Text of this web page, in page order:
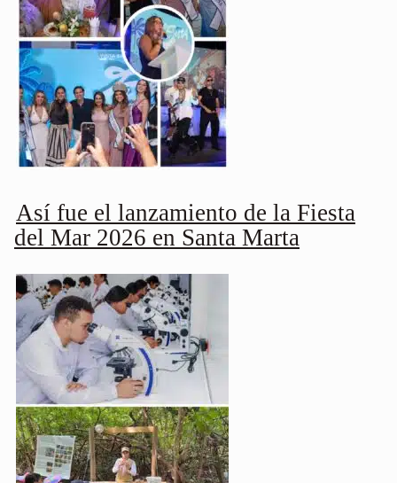
Así fue el lanzamiento de la Fiesta
del Mar 2026 en Santa Marta